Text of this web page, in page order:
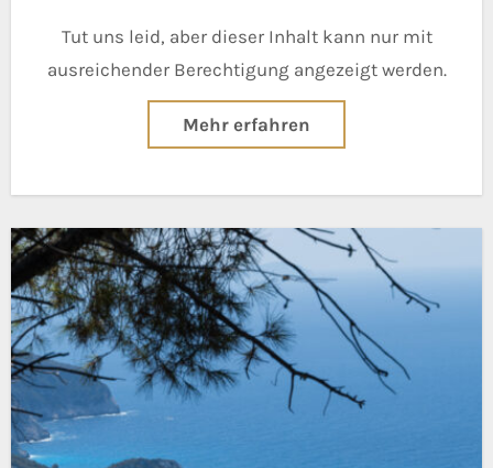
Tut uns leid, aber dieser Inhalt kann nur mit
ausreichender Berechtigung angezeigt werden.
Mehr erfahren